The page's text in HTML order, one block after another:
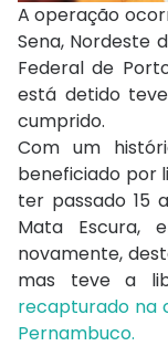
A operação
Sena, Nordeste
Federal de
está detido
cumprido.
Com um
beneficiado por
ter passado 15
Mata Escura,
novamente,
mas teve a
recapturado na
Pernambuco.